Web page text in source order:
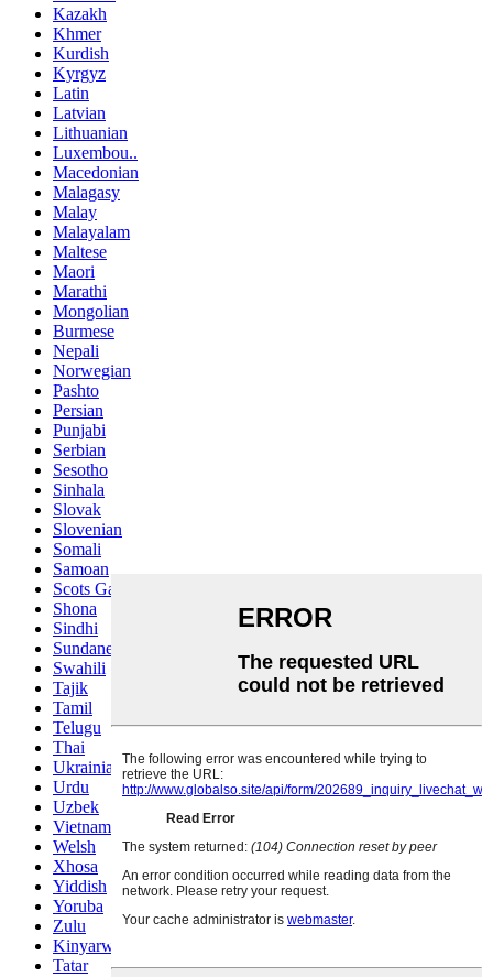
Kazakh
Khmer
Kurdish
Kyrgyz
Latin
Latvian
Lithuanian
Luxembou..
Macedonian
Malagasy
Malay
Malayalam
Maltese
Maori
Marathi
Mongolian
Burmese
Nepali
Norwegian
Pashto
Persian
Punjabi
Serbian
Sesotho
Sinhala
Slovak
Slovenian
Somali
Samoan
Scots Gaelic
Shona
Sindhi
Sundanese
Swahili
Tajik
Tamil
Telugu
Thai
Ukrainian
Urdu
Uzbek
Vietnamese
Welsh
Xhosa
Yiddish
Yoruba
Zulu
Kinyarwanda
Tatar